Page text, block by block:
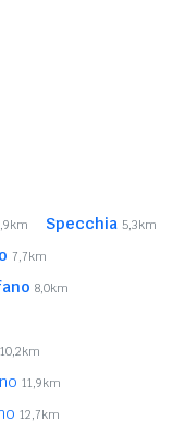
Specchia 5,3km
7,7km
8,0km
10,2km
11,9km
12,7km